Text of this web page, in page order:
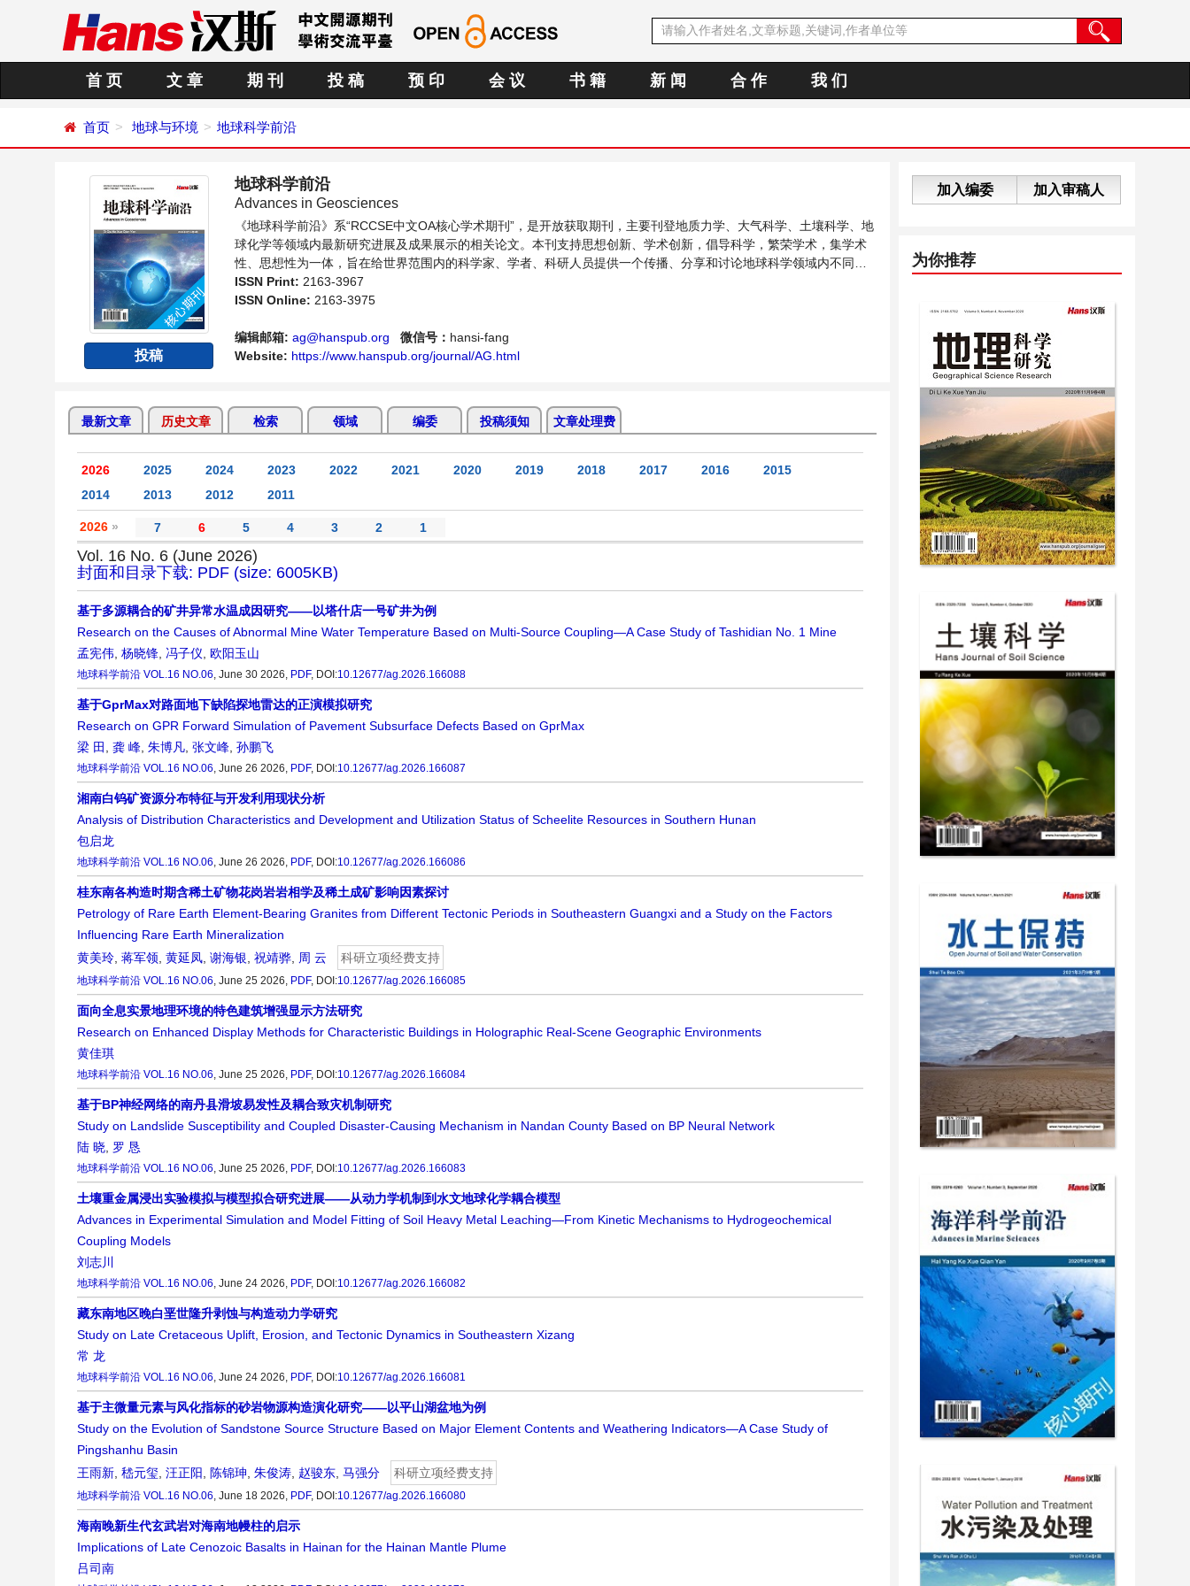
首 页 文 章 期 刊 投 稿 预 印 会 议 书 籍 新 闻 合 作 我 们
首页 地球与环境 地球科学前沿
投稿
地球科学前沿
Advances in Geosciences
《地球科学前沿》系“RCCSE中文OA核心学术期刊”，是开放获取期刊，主要刊登地质力学、大气科学、土壤科学、地
球化学等领域内最新研究进展及成果展示的相关论文。本刊支持思想创新、学术创新，倡导科学，繁荣学术，集学术
性、思想性为一体，旨在给世界范围内的科学家、学者、科研人员提供一个传播、分享和讨论地球科学领域内不同方
向问题与发展的交流平台。
ISSN Print: 2163-3967
ISSN Online: 2163-3975
编辑邮箱: ag@hanspub.org 微信号： hansi-fang
Website: https://www.hanspub.org/journal/AG.html
最新文章 历史文章 检索 领域 编委 投稿须知 文章处理费
2026 2025 2024 2023 2022 2021 2020 2019 2018 2017 2016
2015
2014
2013 2012 2011
2026 » 7 6 5 4 3 2 1
Vol. 16 No. 6 (June 2026)
封面和目录下载: PDF (size: 6005KB)
基于多源耦合的矿井异常水温成因研究——以塔什店一号矿井为例
Research on the Causes of Abnormal Mine Water Temperature Based on Multi-Source Coupling—A Case Study of Tashidian No. 1 Mine
孟宪伟, 杨晓锋, 冯子仪, 欧阳玉山
地球科学前沿 VOL.16 NO.06, June 30 2026, PDF, DOI:10.12677/ag.2026.166088
基于GprMax对路面地下缺陷探地雷达的正演模拟研究
Research on GPR Forward Simulation of Pavement Subsurface Defects Based on GprMax
梁 田 , 龚 峰, 朱博凡, 张文峰, 孙鹏飞
地球科学前沿 VOL.16 NO.06, June 26 2026, PDF, DOI:10.12677/ag.2026.166087
湘南白钨矿资源分布特征与开发利用现状分析
Analysis of Distribution Characteristics and Development and Utilization Status of Scheelite Resources in Southern Hunan
包启龙
地球科学前沿 VOL.16 NO.06, June 26 2026, PDF, DOI:10.12677/ag.2026.166086
桂东南各构造时期含稀土矿物花岗岩岩相学及稀土成矿影响因素探讨
Petrology of Rare Earth Element-Bearing Granites from Different Tectonic Periods in Southeastern Guangxi and a Study on the Factors
Influencing Rare Earth Mineralization
黄美玲, 蒋军领, 黄延凤, 谢海银, 祝靖骅, 周 云 科研立项经费支持
地球科学前沿 VOL.16 NO.06, June 25 2026, PDF, DOI:10.12677/ag.2026.166085
面向全息实景地理环境的特色建筑增强显示方法研究
Research on Enhanced Display Methods for Characteristic Buildings in Holographic Real-Scene Geographic Environments
黄佳琪
地球科学前沿 VOL.16 NO.06, June 25 2026, PDF, DOI:10.12677/ag.2026.166084
基于BP神经网络的南丹县滑坡易发性及耦合致灾机制研究
Study on Landslide Susceptibility and Coupled Disaster-Causing Mechanism in Nandan County Based on BP Neural Network
陆 晓, 罗 恳
地球科学前沿 VOL.16 NO.06, June 25 2026, PDF, DOI:10.12677/ag.2026.166083
土壤重金属浸出实验模拟与模型拟合研究进展——从动力学机制到水文地球化学耦合模型
Advances in Experimental Simulation and Model Fitting of Soil Heavy Metal Leaching—From Kinetic Mechanisms to Hydrogeochemical
Coupling Models
刘志川
地球科学前沿 VOL.16 NO.06, June 24 2026, PDF, DOI:10.12677/ag.2026.166082
藏东南地区晚白垩世隆升剥蚀与构造动力学研究
Study on Late Cretaceous Uplift, Erosion, and Tectonic Dynamics in Southeastern Xizang
常 龙
地球科学前沿 VOL.16 NO.06, June 24 2026, PDF, DOI:10.12677/ag.2026.166081
基于主微量元素与风化指标的砂岩物源构造演化研究——以平山湖盆地为例
Study on the Evolution of Sandstone Source Structure Based on Major Element Contents and Weathering Indicators—A Case Study of
Pingshanhu Basin
王雨新, 嵇元玺, 汪正阳, 陈锦珅, 朱俊涛, 赵骏东, 马强分 科研立项经费支持
地球科学前沿 VOL.16 NO.06, June 18 2026, PDF, DOI:10.12677/ag.2026.166080
海南晚新生代玄武岩对海南地幔柱的启示
Implications of Late Cenozoic Basalts in Hainan for the Hainan Mantle Plume
吕司南
加入编委 加入审稿人
为你推荐